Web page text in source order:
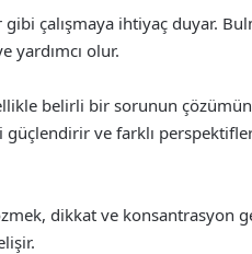
çalışmaya ihtiyaç duyar.
yardımcı olur.
belirli bir sorunun
ve farklı
dikkat ve konsantrasyon